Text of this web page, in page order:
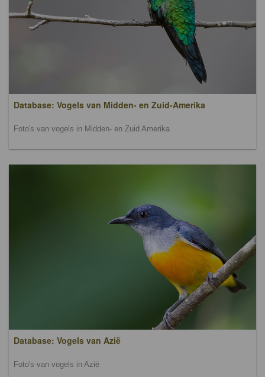
Database: Vogels van Midden- en Zuid-Amerika
Foto's van vogels in Midden- en Zuid Amerika
Database: Vogels van Azië
Foto's van vogels in Azië